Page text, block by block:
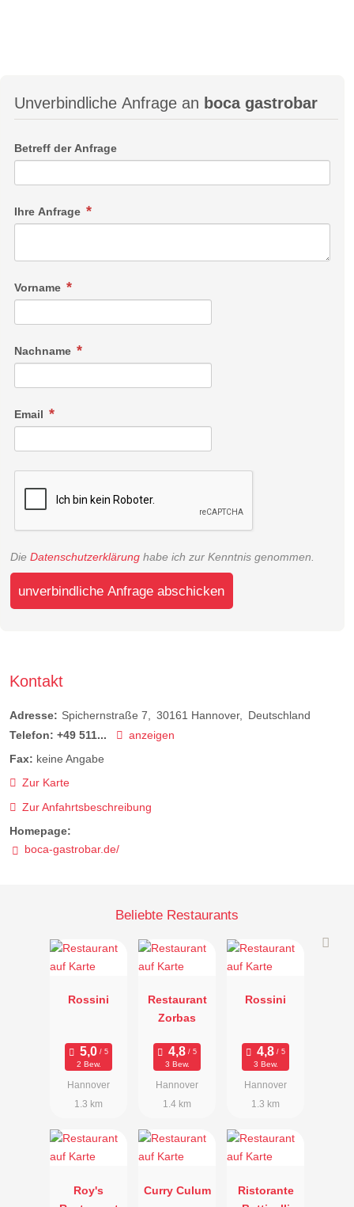
Unverbindliche Anfrage an boca gastrobar
Betreff der Anfrage
Ihre Anfrage
Vorname
Nachname
Email
Die Datenschutzerklärung habe ich zur Kenntnis genommen.
unverbindliche Anfrage abschicken
Kontakt
Adresse: Spichernstraße 7 30161 Hannover
Deutschland
Telefon: +49 511...
anzeigen
Fax: keine Angabe
Zur Karte
Zur Anfahrtsbeschreibung
Homepage:
boca-gastrobar.de/
Beliebte Restaurants
Rossini
2 Bew.
Hannover
1.3 km
Restaurant
Zorbas
3 Bew.
Hannover
1.4 km
Rossini
3 Bew.
Hannover
1.3 km
Roy's
Curry Culum
Ristorante